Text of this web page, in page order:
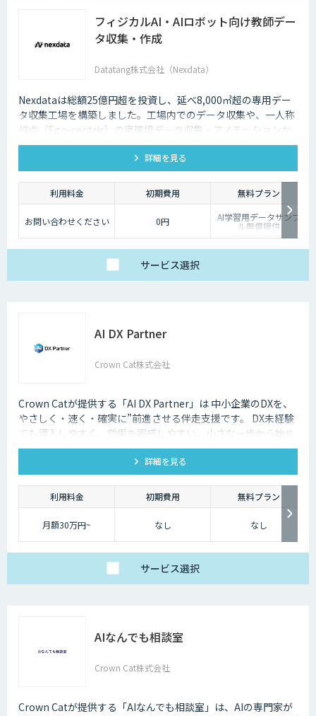
フィジカルAI・AIロボット向け教師デー
タ収集・作成
Datatang株式会社（Nexdata）
Nexdataは総額25億円超を投資し、延べ8,000㎡超の専用デー
タ収集工場を構築しました。工場内でのデータ収集や、一人称
視点（Ego-centric）の実環境データ収集・アノテーションか
ら、環境認識・意思決定・動作制御に対応した既製データセッ
トまで、フィジカルAI開発を加速させる包括的なデータソリュ
ーションを提供いたします。
詳細を見る
利用料金 初期費用 無料プラン
お問い合わせください 0円 AI学習用データサンプ
ル無償提供
サービス選択
AI DX Partner
Crown Cat株式会社
Crown Catが提供する「AI DX Partner」は 中小企業のDXを、
やさしく・速く・確実に”前進させる伴走支援です。 DX未経験
でも導入しやすく、効果を実感しやすい、小さな一歩から始め
るDX支援サービスです。 AI DX Partnerは、大手企業のDX支援
で培ったノウハウをベースに、 地方・中小企業のための“現実
的なDX”を設計・実装・運用まで一貫して支援いたします。 私
たちは、コンサル×開発×AIの力で、現場に寄り添った 『ちょ
うどいいDX』を実現します。
詳細を見る
利用料金 初期費用 無料プラン
月額30万円~ なし なし
サービス選択
AIなんでも相談室
Crown Cat株式会社
Crown Catが提供する「AIなんでも相談室」は、AIの専門家が